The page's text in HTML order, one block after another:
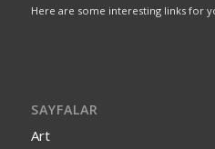
Here are some interesting links for
SAYFALAR
Art